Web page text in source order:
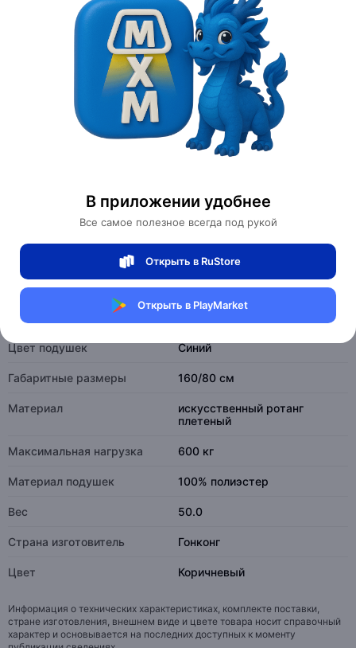
В приложении удобнее
Все самое полезное всегда под рукой
Открыть в RuStore
Открыть в PlayMarket
Безопасная оплата онлайн
Ephdarren
Дизайнерская мебель
开始的对话
Проверенный
рейтинг товаров
Характеристики
Вместимость
Цвет подушек Синий
Габаритные размеры 160/80 см
Материал
искусственный ротанг
плетеный
Максимальная нагрузка 600 кг
Материал подушек 100% полиэстер
Вес 50.0
Страна изготовитель Гонконг
Цвет Коричневый
Информация о технических характеристиках, комплекте поставки,
стране изготовления, внешнем виде и цвете товара носит справочный
характер и основывается на последних доступных к моменту